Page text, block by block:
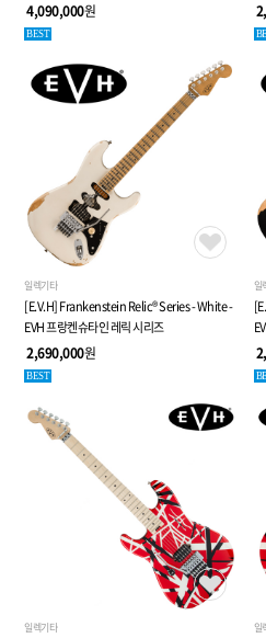
4,090,000원
BEST
일렉기타
[E.V.H] Frankenstein Relic® Series - White -
EVH 프랑켄슈타인 레릭 시리즈
2,690,000원
BEST
일
일렉기타 일